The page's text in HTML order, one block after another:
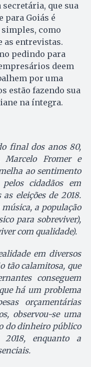
que sua
para Goiás é
como
as entrevistas.
pedindo para
deem
por uma
estão fazendo sua
na íntegra.
final dos anos 80,
Marcelo Fromer e
ao sentimento
cidadãos em
eleições de 2018.
a população
para sobreviver),
com qualidade).
em diversos
tão calamitosa, que
conseguem
há um problema
orçamentárias
observou-se uma
do dinheiro público
enquanto a